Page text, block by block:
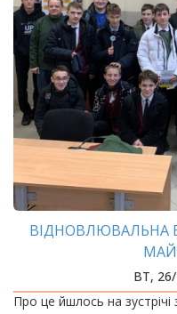
ВІДНОВЛЮВАЛЬНА
ВТ,
Про це йшлось на зустрічі